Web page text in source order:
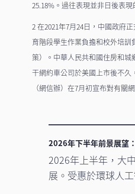
25.18%。過往表現並非日後表現
2 在2021年7月24日，中國政府
育階段學生作業負擔和校外培
策）。中華人民共和國住房和城
干網約車公司於美國上市後不久
（網信辦）在7月初宣布對有關
2026年下半年前景展望
2026年上半年，大
展。受惠於環球人